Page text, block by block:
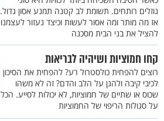
נוזלים רותחים. תשומת לב קטנה תמנע אסון גדול.
אז מה מותר ומה אסור לעשות וכיצד נעזור לעצמנו
להציל את בני הבית מסכנה
קחו חמוציות ושיהיה לבריאות
רוצים להפחית כולסטרול רע? להפחית את הסיכון
לכיבי קיבה ולהגן על הלב והדם? זה לא משהו
שכוס או שתיים של חמוציות, לא יכולות לסייע. הכל
על סגולות הריפוי של החמוציות